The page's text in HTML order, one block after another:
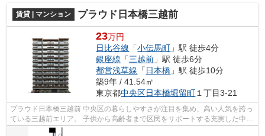
賃貸 | マンション プラウド日本橋三越前
23万円
日比谷線 「小伝馬町 」駅 徒歩4分
銀座線 「三越前 」駅 徒歩6分
都営浅草線 「 日本橋 」駅 徒歩10分
築9年 / 41.54㎡
東京都中央区日本橋堀留町１丁目3-21
プラウド日本橋三越前 中央区の暮らしやすさが注目を集め、高い人気を誇っ
ている三越前エリア。 子供から高齢者まで区民をサポートする充実した中央
区の行政サービスがあるのでファミ...